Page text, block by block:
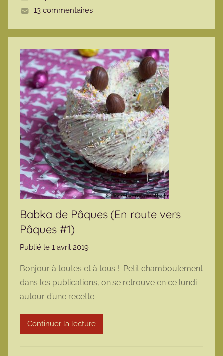
13 commentaires
Babka de Pâques (En route vers
Pâques #1)
Publié le 1 avril 2019
r
m
a
r
m
Bonjour à toutes et à tous ! Petit chamboulement
dans les publications, on se retrouve en ce lundi
autour d’une recette
Continuer la lecture